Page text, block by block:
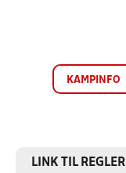
KAMPINFO
LINK TIL REGLER